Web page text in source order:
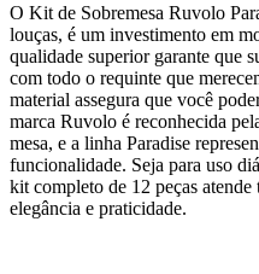
O Kit de Sobremesa Ruvolo
louças, é um investimento em
qualidade superior garante que
com todo o requinte que
material assegura que você
marca Ruvolo é reconhecida
mesa, e a linha Paradise
funcionalidade. Seja para uso
kit completo de 12 peças atende
elegância e praticidade.